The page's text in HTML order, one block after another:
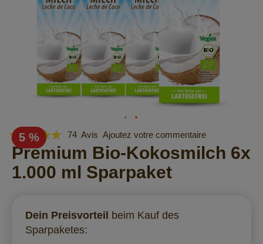
Skip
to
the
beginning
of
gallery
5 %
Évaluation:
98
% of100
74 Avis Ajoutez votre commentaire
Premium Bio-Kokosmilch 6x
1.000 ml Sparpaket
Dein Preisvorteil
beim Kauf des
Sparpaketes: